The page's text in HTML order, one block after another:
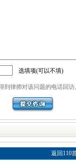
选填项(可以不填)
到律师对该问题的电话回访
返回110